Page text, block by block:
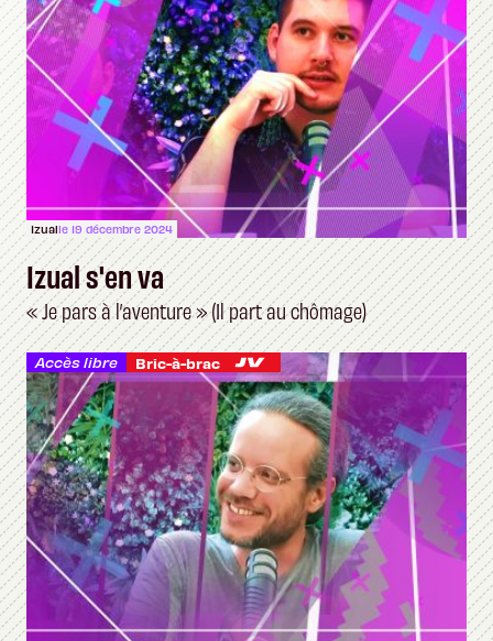
Izualle 19 décembre 2024
Izual s'en va
« Je pars à l’aventure » (Il part au chômage)
Accès libre Bric-à-brac